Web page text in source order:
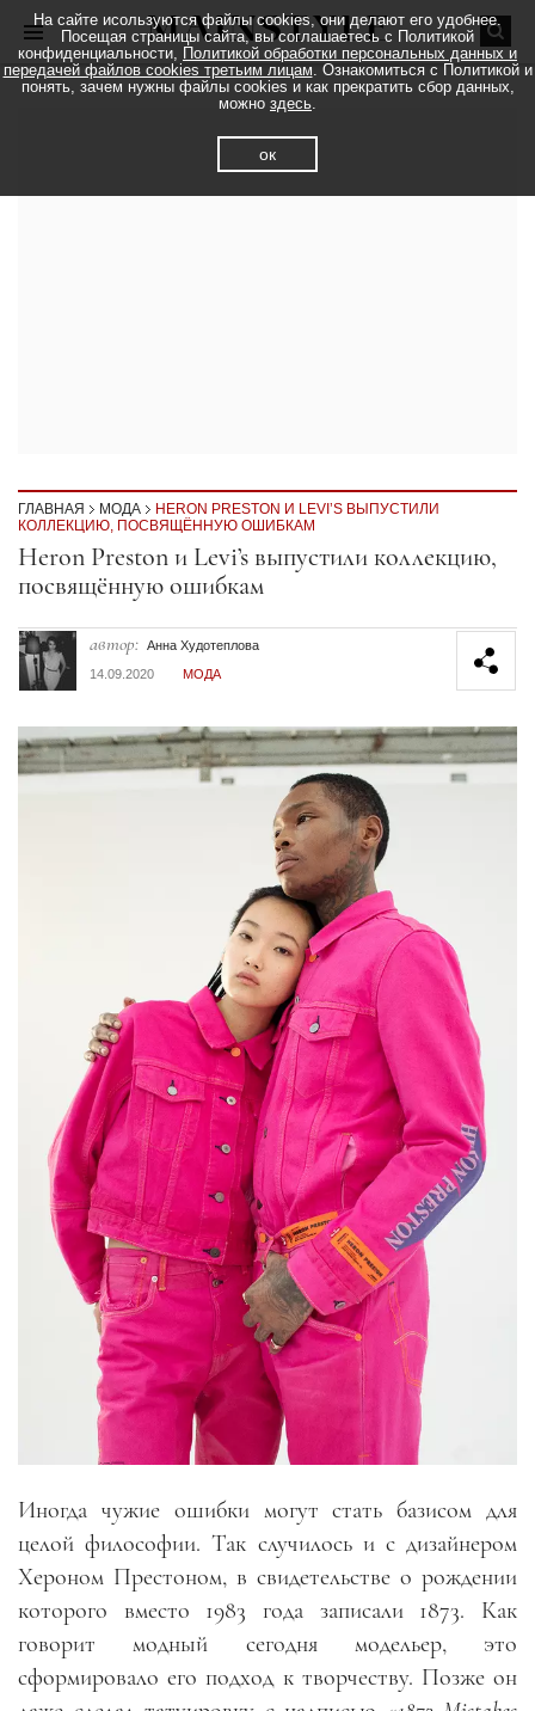
ГЛАВНАЯ МОДА
HERON PRESTON И LEVI’S ВЫПУСТИЛИ
КОЛЛЕКЦИЮ, ПОСВЯЩЁННУЮ ОШИБКАМ
Секция статей
Heron Preston и Levi’s выпустили коллекцию,
посвящённую ошибкам
автор: Анна Худотеплова
14.09.2020
МОДА
Иногда чужие ошибки могут стать базисом для
целой философии. Так случилось и с дизайнером
Хероном Престоном, в свидетельстве о рождении
которого вместо 1983 года записали 1873. Как
говорит модный сегодня модельер, это
сформировало его подход к творчеству. Позже он
На сайте исользуются файлы cookies, они делают его удобнее.
Посещая страницы сайта, вы соглашаетесь с Политикой
конфиденциальности, Политикой обработки персональных данных и
передачей файлов cookies третьим лицам. Ознакомиться с Политикой и
понять, зачем нужны файлы cookies и как прекратить сбор данных,
можно здесь.
ок